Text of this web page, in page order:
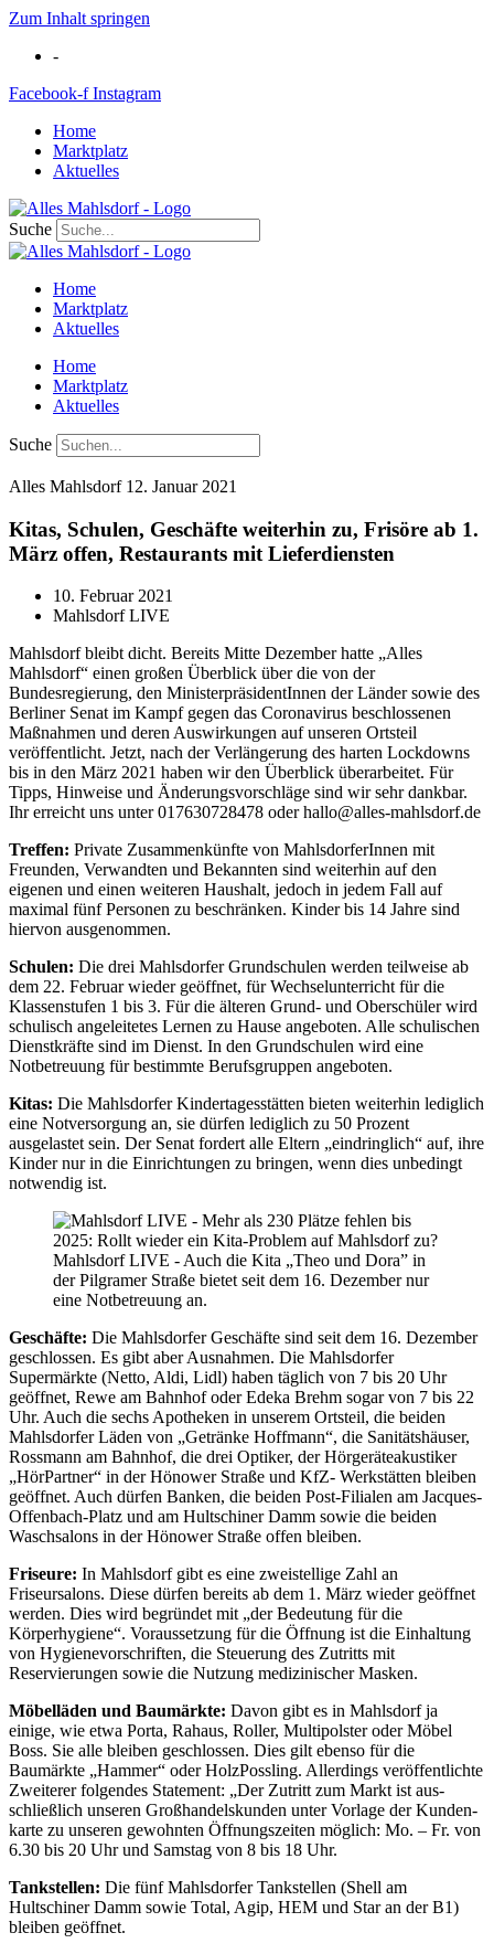
Zum Inhalt springen
-
Facebook-f Instagram
Home
Marktplatz
Aktuelles
Suche
Home
Marktplatz
Aktuelles
Home
Marktplatz
Aktuelles
Suche
Alles Mahlsdorf 12. Januar 2021
Kitas, Schulen, Geschäfte weiterhin zu, Frisöre ab 1.
März offen, Restaurants mit Lieferdiensten
10. Februar 2021
Mahlsdorf LIVE
Mahlsdorf bleibt dicht. Bereits Mitte Dezember hatte „Alles
Mahlsdorf“ einen großen Überblick über die von der
Bundesregierung, den MinisterpräsidentInnen der Länder sowie des
Berliner Senat im Kampf gegen das Coronavirus beschlossenen
Maßnahmen und deren Auswirkungen auf unseren Ortsteil
veröffentlicht. Jetzt, nach der Verlängerung des harten Lockdowns
bis in den März 2021 haben wir den Überblick überarbeitet. Für
Tipps, Hinweise und Änderungsvorschläge sind wir sehr dankbar.
Ihr erreicht uns unter 017630728478 oder hallo@alles-mahlsdorf.de
Treffen: Private Zusammenkünfte von MahlsdorferInnen mit
Freunden, Verwandten und Bekannten sind weiterhin auf den
eigenen und einen weiteren Haushalt, jedoch in jedem Fall auf
maximal fünf Personen zu beschränken. Kinder bis 14 Jahre sind
hiervon ausgenommen.
Schulen: Die drei Mahlsdorfer Grundschulen werden teilweise ab
dem 22. Februar wieder geöffnet, für Wechselunterricht für die
Klassenstufen 1 bis 3. Für die älteren Grund- und Oberschüler wird
schulisch angeleitetes Lernen zu Hause angeboten. Alle schulischen
Dienstkräfte sind im Dienst. In den Grundschulen wird eine
Notbetreuung für bestimmte Berufsgruppen angeboten.
Kitas: Die Mahlsdorfer Kindertagesstätten bieten weiterhin lediglich
eine Notversorgung an, sie dürfen lediglich zu 50 Prozent
ausgelastet sein. Der Senat fordert alle Eltern „eindringlich“ auf, ihre
Kinder nur in die Einrichtungen zu bringen, wenn dies unbedingt
notwendig ist.
Mahlsdorf LIVE - Auch die Kita „Theo und Dora” in
der Pilgramer Straße bietet seit dem 16. Dezember nur
eine Notbetreuung an.
Geschäfte: Die Mahlsdorfer Geschäfte sind seit dem 16. Dezember
geschlossen. Es gibt aber Ausnahmen. Die Mahlsdorfer
Supermärkte (Netto, Aldi, Lidl) haben täglich von 7 bis 20 Uhr
geöffnet, Rewe am Bahnhof oder Edeka Brehm sogar von 7 bis 22
Uhr. Auch die sechs Apotheken in unserem Ortsteil, die beiden
Mahlsdorfer Läden von „Getränke Hoffmann“, die Sanitätshäuser,
Rossmann am Bahnhof, die drei Optiker, der Hörgeräteakustiker
„HörPartner“ in der Hönower Straße und KfZ- Werkstätten bleiben
geöffnet. Auch dürfen Banken, die beiden Post-Filialen am Jacques-
Offenbach-Platz und am Hultschiner Damm sowie die beiden
Waschsalons in der Hönower Straße offen bleiben.
Friseure: In Mahlsdorf gibt es eine zweistellige Zahl an
Friseursalons. Diese dürfen bereits ab dem 1. März wieder geöffnet
werden. Dies wird begründet mit „der Bedeutung für die
Körperhygiene“. Voraussetzung für die Öffnung ist die Einhaltung
von Hygienevorschriften, die Steuerung des Zutritts mit
Reservierungen sowie die Nutzung medizinischer Masken.
Möbelläden und Baumärkte: Davon gibt es in Mahlsdorf ja
einige, wie etwa Porta, Rahaus, Roller, Multipolster oder Möbel
Boss. Sie alle bleiben geschlossen. Dies gilt ebenso für die
Baumärkte „Hammer“ oder HolzPossling. Allerdings veröffentlichte
Zweiterer folgendes Statement: „Der Zutritt zum Markt ist aus­
schließ­lich unseren Groß­handels­kunden unter Vor­lage der Kunden­
karte zu unseren ge­wohn­ten Öff­nungs­zeiten mög­lich: Mo. – Fr. von
6.30 bis 20 Uhr und Samstag von 8 bis 18 Uhr.
Tankstellen: Die fünf Mahlsdorfer Tankstellen (Shell am
Hultschiner Damm sowie Total, Agip, HEM und Star an der B1)
bleiben geöffnet.